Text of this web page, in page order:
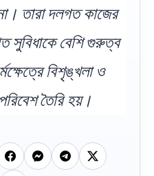
তারা দলগত কাজের
সুবিধাকে বেশি গুরুত্ব
বিশৃঙ্খলা ও
তৈরি হয়।